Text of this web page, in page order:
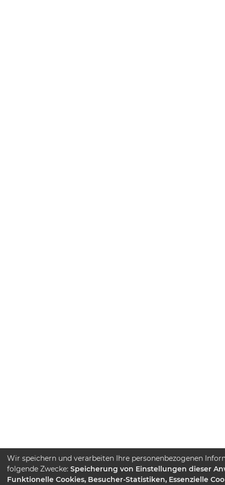
Wir speichern und verarbeiten Ihre personenbezogenen
folgende Zwecke: Speicherung von Einstellungen dieser
Funktionelle Cookies, Besucher-Statistiken, Essenzielle